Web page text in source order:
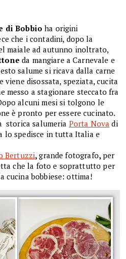
di Bobbio ha origini
che i contadini, dopo la
maiale ad autunno inoltrato,
da mangiare a Carnevale e
salume si ricava dalla carne
viene disossata, speziata, cucita
messo a stagionare steccato fra
alcuni mesi si tolgono le
è pronto per essere cucinato.
storica salumeria Porta Nova di
lo spedisce in tutta Italia e
Bertuzzi,grande fotografo,per
che la foto e soprattutto per
cucina bobbiese: ottima!